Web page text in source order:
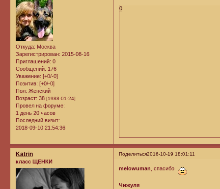
Откуда: Москва
Зарегистрирован: 2015-08-16
Приглашений: 0
Сообщений: 176
Уважение: [+0/-0]
Позитив: [+0/-0]
Пол: Женский
Возраст: 38 [1988-01-24]
Провел на форуме:
1 день 20 часов
Последний визит:
2018-09-10 21:54:36
0
Поделиться2016-10-19 18:01:11
Katrin
класс ЩЕНКИ
melowuman , спасибо
Чижуля